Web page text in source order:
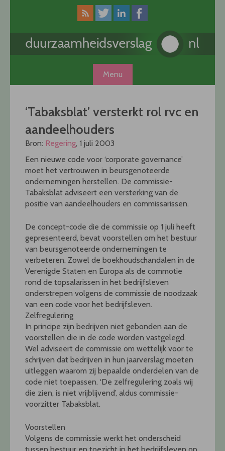
Menu
‘Tabaksblat’ versterkt rol rvc en
aandeelhouders
Bron: Regering, 1 juli 2003
Een nieuwe code voor ‘corporate governance’
moet het vertrouwen in beursgenoteerde
ondernemingen herstellen. De commissie-
Tabaksblat adviseert een versterking van de
positie van aandeelhouders en commissarissen.
De concept-code die de commissie op 1 juli heeft
gepresenteerd, bevat voorstellen om het bestuur
van beursgenoteerde ondernemingen te
verbeteren. Zowel de boekhoudschandalen in de
Verenigde Staten en Europa als de commotie
rond de topsalarissen in het bedrijfsleven
onderstrepen volgens de commissie de noodzaak
van een code voor het bedrijfsleven.
Zelfregulering
In principe zijn bedrijven niet gebonden aan de
voorstellen die in de code worden vastgelegd.
Wel adviseert de commissie om wettelijk voor te
schrijven dat bedrijven in hun jaarverslag moeten
uitleggen waarom zij bepaalde onderdelen van de
code niet toepassen. ‘De zelfregulering zoals wij
die zien, is niet vrijblijvend’, aldus commissie-
voorzitter Tabaksblat.
Voorstellen
Volgens de commissie werkt het onderscheid